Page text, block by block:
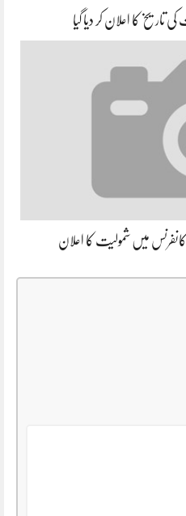
کی تاریخ کا اعلان کر دیا گیا
میں شمولیت کا اعلان